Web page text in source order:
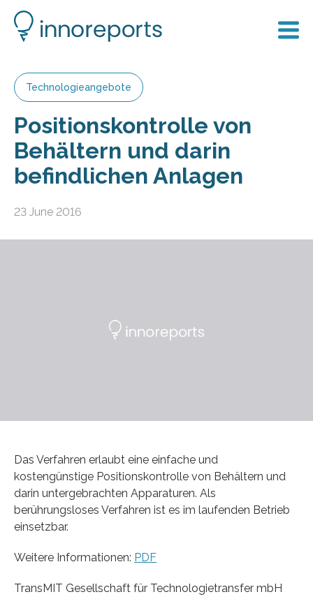
Technologieangebote
Positionskontrolle von
Behältern und darin
befindlichen Anlagen
23 June 2016
Das Verfahren erlaubt eine einfache und
kostengünstige Positionskontrolle von Behältern und
darin untergebrachten Apparaturen. Als
berührungsloses Verfahren ist es im laufenden Betrieb
einsetzbar.
Weitere Informationen: PDF
TransMIT Gesellschaft für Technologietransfer mbH